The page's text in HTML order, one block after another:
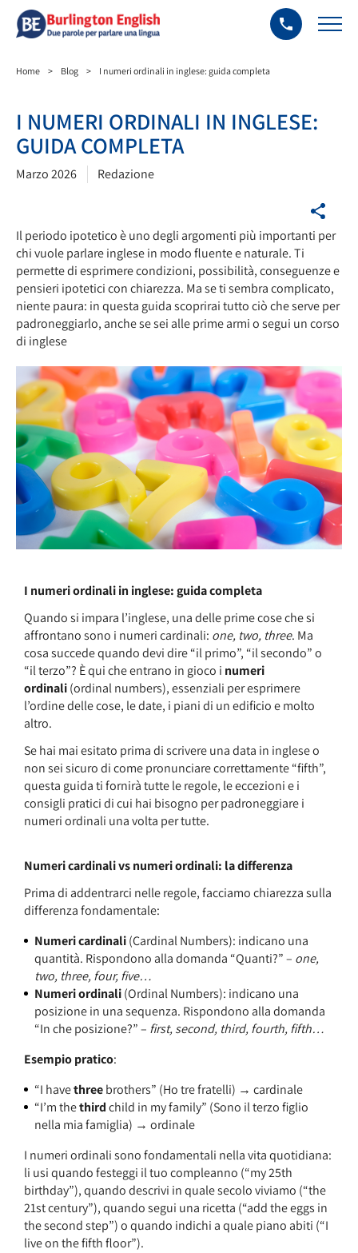
Home > Blog > I numeri ordinali in inglese: guida completa
I NUMERI ORDINALI IN INGLESE:
GUIDA COMPLETA
Marzo 2026 Redazione
Il periodo ipotetico è uno degli argomenti più importanti per
chi vuole parlare inglese in modo fluente e naturale. Ti
permette di esprimere condizioni, possibilità, conseguenze e
pensieri ipotetici con chiarezza. Ma se ti sembra complicato,
niente paura: in questa guida scoprirai tutto ciò che serve per
padroneggiarlo, anche se sei alle prime armi o segui un corso
di inglese
I numeri ordinali in inglese: guida completa
Quando si impara l’inglese, una delle prime cose che si
affrontano sono i numeri cardinali: one, two, three. Ma
cosa succede quando devi dire “il primo”, “il secondo” o
“il terzo”? È qui che entrano in gioco i numeri
ordinali(ordinal numbers), essenziali per esprimere
l’ordine delle cose, le date, i piani di un edificio e molto
altro.
Se hai mai esitato prima di scrivere una data in inglese o
non sei sicuro di come pronunciare correttamente “fifth”,
questa guida ti fornirà tutte le regole, le eccezioni e i
consigli pratici di cui hai bisogno per padroneggiare i
numeri ordinali una volta per tutte.
Numeri cardinali vs numeri ordinali: la differenza
Prima di addentrarci nelle regole, facciamo chiarezza sulla
differenza fondamentale:
Numeri cardinali(Cardinal Numbers): indicano una
quantità. Rispondono alla domanda “Quanti?” – one,
two, three, four, five…
Numeri ordinali(Ordinal Numbers): indicano una
posizione in una sequenza. Rispondono alla domanda
“In che posizione?” – first, second, third, fourth, fifth…
Esempio pratico:
“I havethreebrothers” (Ho tre fratelli) → cardinale
“I’m thethirdchild in my family” (Sono il terzo figlio
nella mia famiglia) → ordinale
I numeri ordinali sono fondamentali nella vita quotidiana:
li usi quando festeggi il tuo compleanno (“my 25th
birthday”), quando descrivi in quale secolo viviamo (“the
21st century”), quando segui una ricetta (“add the eggs in
the second step”) o quando indichi a quale piano abiti (“I
live on the fifth floor”).